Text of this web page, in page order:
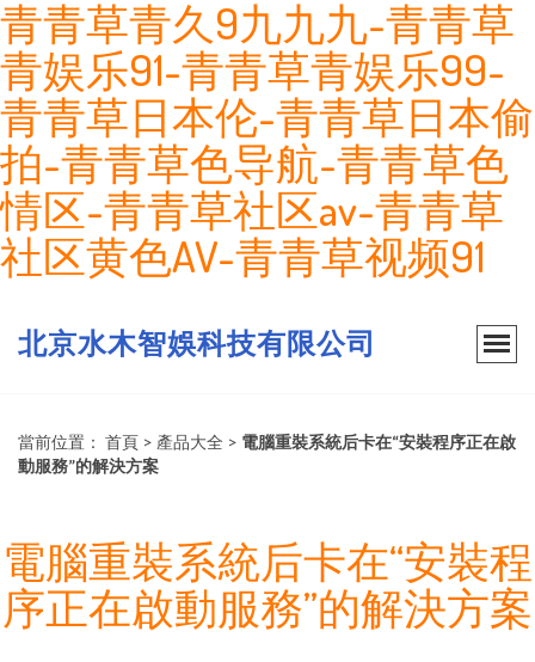
青青草青久9九九九-青青草
青娱乐91-青青草青娱乐99-
青青草日本伦-青青草日本偷
拍-青青草色导航-青青草色
情区-青青草社区av-青青草
社区黄色AV-青青草视频91
北京水木智娛科技有限公司
當前位置： 首頁 > 產品大全 > 電腦重裝系統后卡在“安裝程序正在啟
動服務”的解決方案
電腦重裝系統后卡在“安裝程
序正在啟動服務”的解決方案